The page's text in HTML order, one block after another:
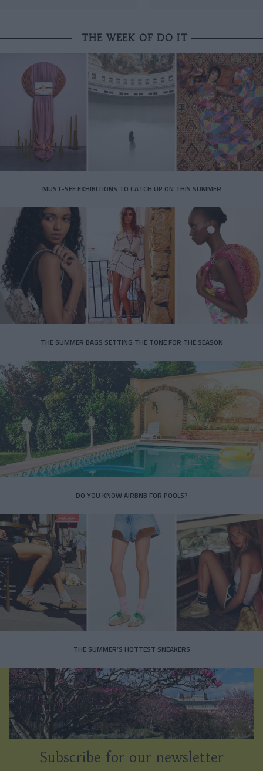
THE WEEK OF DO IT
MUST-SEE EXHIBITIONS TO CATCH UP ON THIS SUMMER
THE SUMMER BAGS SETTING THE TONE FOR THE SEASON
DO YOU KNOW AIRBNB FOR POOLS?
THE SUMMER’S HOTTEST SNEAKERS
Subscribe for our newsletter